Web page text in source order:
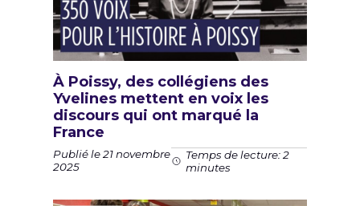
À Poissy, des collégiens des
Yvelines mettent en voix les
discours qui ont marqué la
France
Publié le 21 novembre
2025
Temps de lecture: 2
minutes